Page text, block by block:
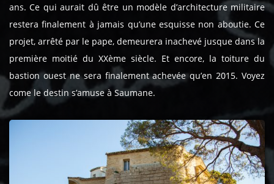
ans. Ce qui aurait dû être un modèle d’architecture militaire
restera finalement à jamais qu’une esquisse non aboutie. Ce
projet, arrêté par le pape, demeurera inachevé jusque dans la
première moitié du XXème siècle. Et encore, la toiture du
bastion ouest ne sera finalement achevée qu’en 2015. Voyez
come le destin s’amuse à Saumane.